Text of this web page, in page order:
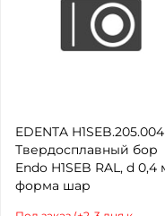
EDENTA H1SEB.205.004
Твердосплавный бор
Endo H1SEB RAL, d 0,4
форма шар